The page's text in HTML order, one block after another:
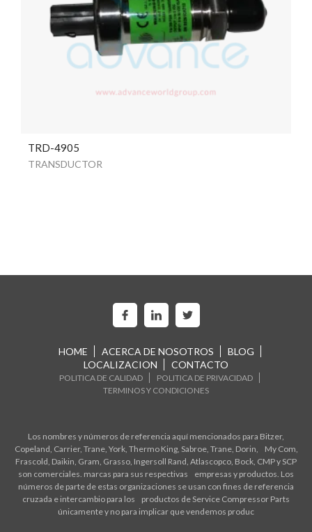
TRD-4905
TRANSDUCTOR
HOME ACERCA DE NOSOTROS
BLOG
LOCALIZACION
CONTACTO
POLITICA DE CALIDAD
POLITICA DE PRIVACIDAD
TERMINOS Y CONDICIONES
Los nombres y números de referencia aquí mencionados para Bitzer,
Copeland, Carrier, Trane, York, Thermo King, Sabroe, Trane, Dorin, My Com,
Frascold, Daikin, Gram, Grasso, Ingersoll Rand, Atlascopco, Bock, CMP y SCP
son comerciales. marcas para sus respectivas empresas y productos. Los
números de parte de estas organizaciones se usan con fines de referencia
cruzada e intercambio para los productos de Service Compressor Parts
únicamente y no para implicar que vendemos produc